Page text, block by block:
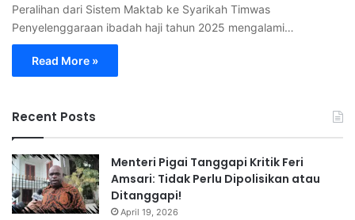
Peralihan dari Sistem Maktab ke Syarikah Timwas
Penyelenggaraan ibadah haji tahun 2025 mengalami…
Read More »
Recent Posts
Menteri Pigai Tanggapi Kritik Feri
Amsari: Tidak Perlu Dipolisikan atau
Ditanggapi!
April 19, 2026